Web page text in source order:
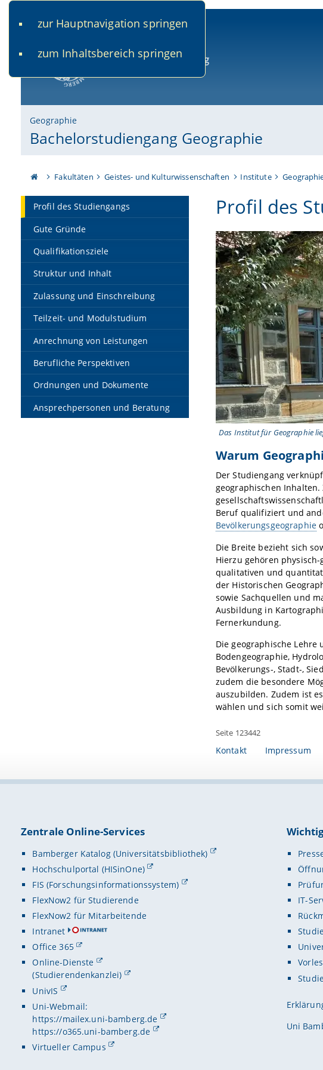
zur Hauptnavigation springen
zum Inhaltsbereich springen
Geographie
Bachelorstudiengang Geographie
Fakultäten Geistes- und Kulturwissenschaften Institute
Profil des Studiengangs
Gute Gründe
Qualifikationsziele
Struktur und Inhalt
Zulassung und Einschreibung
Teilzeit- und Modulstudium
Anrechnung von Leistungen
Berufliche Perspektiven
Ordnungen und Dokumente
Ansprechpersonen und Beratung
Profil des
Das Institut für Geographie
Warum
Der Studiengang
geographischen
Beruf qualifiziert und
Bevölkerungsgeographie
Die Breite bezieht sich
Hierzu gehören
qualitativen und
der Historischen
sowie Sachquellen und
Ausbildung in
Fernerkundung.
Die geographische Lehre
Bodengeographie,
Bevölkerungs-, Stadt-,
zudem die besondere
auszubilden. Zudem ist
wählen und sich somit
Seite 123442
Kontakt Impressum
Zentrale Online-Services
Bamberger Katalog (Universitätsbibliothek)
Hochschulportal (HISinOne)
FIS (Forschungsinformationssystem)
FlexNow2 für Studierende
FlexNow2 für Mitarbeitende
Intranet
Office 365
Online-Dienste
(Studierendenkanzlei)
UnivIS
Uni-Webmail:
https://mailex.uni-bamberg.de
https://o365.uni-bamberg.de
Virtueller Campus
IT-
Uni